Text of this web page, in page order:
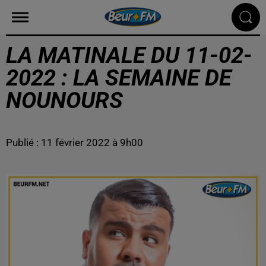
LA MATINALE DU 11-02-
2022 : LA SEMAINE DE
NOUNOURS
Publié : 11 février 2022 à 9h00